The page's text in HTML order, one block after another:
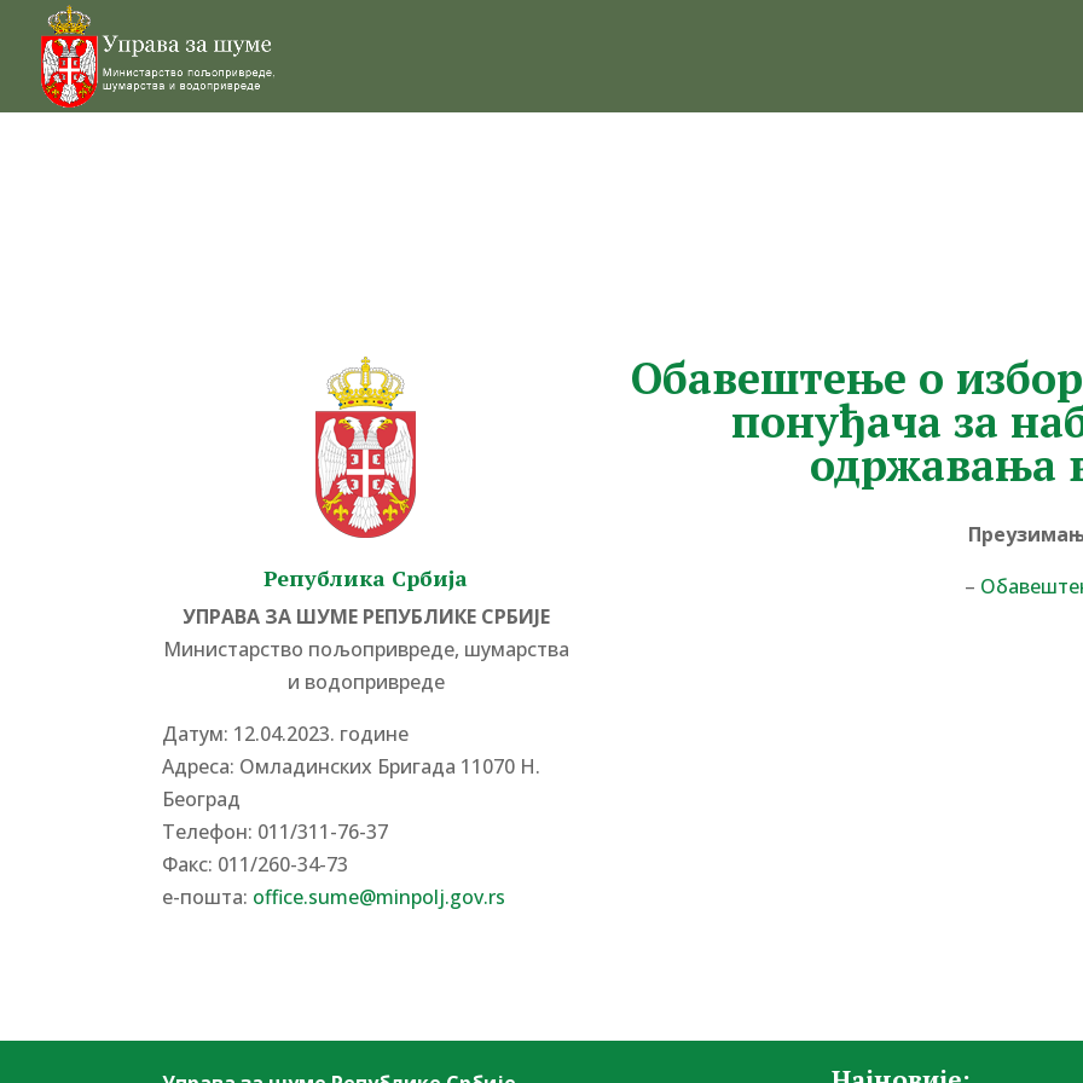
Република Србија
УПРАВА ЗА ШУМЕ РЕПУБЛИКЕ СРБИЈЕ
Министарство пољопривреде, шумарства
и водопривреде
Датум: 12.04.2023. године
Адреса: Омладинских Бригада 11070 Н.
Београд
Tелефон: 011/311-76-37
Факс: 011/260-34-73
е-пошта: office.sume@minpolj.gov.rs
Обавештење о
понуђача за
одржавања
–